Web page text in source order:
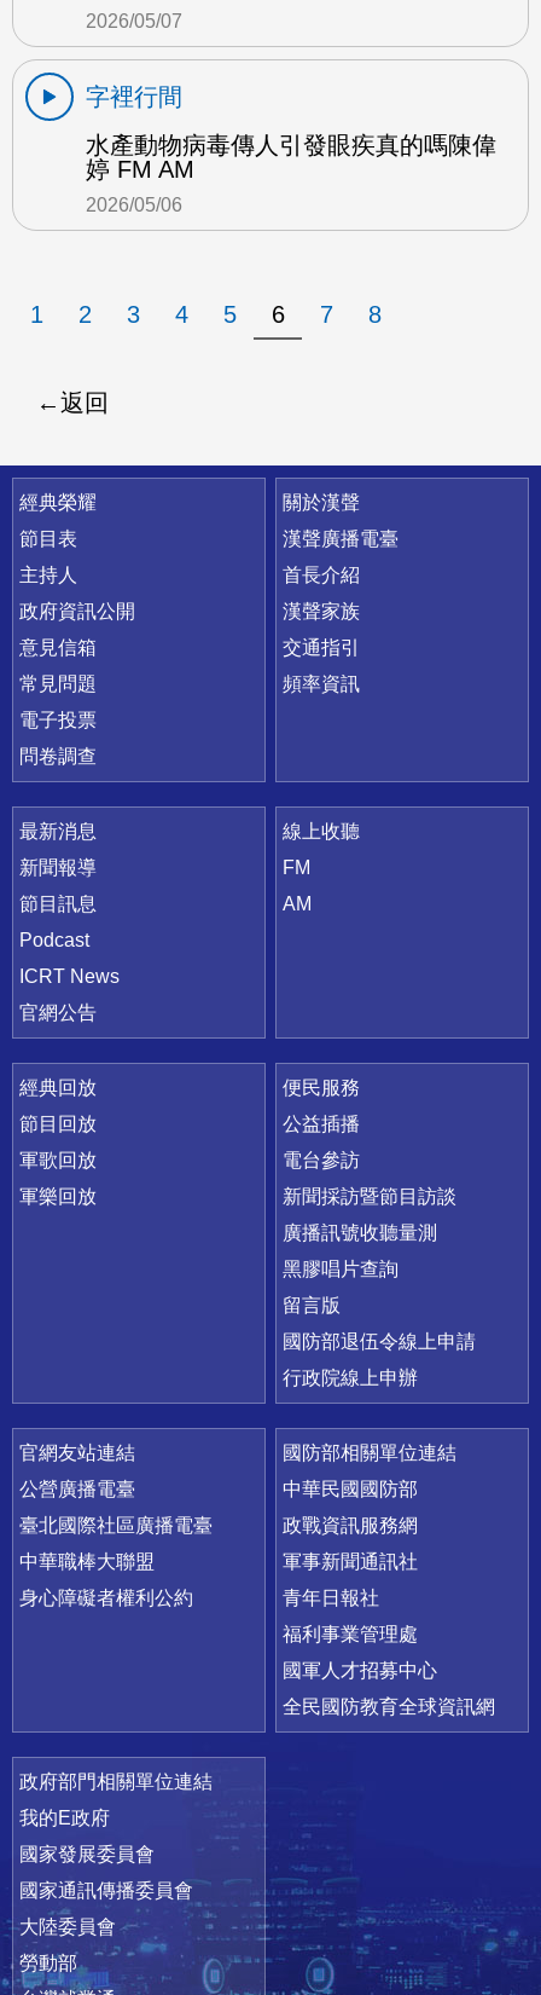
2026/05/07
字裡行間
水產動物病毒傳人引發眼疾真的嗎陳偉
婷 FM AM
2026/05/06
1 2 3 4 5 6 7 8
返回
快速連結
經典榮耀
節目表
主持人
政府資訊公開
意見信箱
常見問題
電子投票
問卷調查
關於漢聲
漢聲廣播電臺
首長介紹
漢聲家族
交通指引
頻率資訊
最新消息
新聞報導
節目訊息
Podcast
ICRT News
官網公告
線上收聽
FM
AM
經典回放
節目回放
軍歌回放
軍樂回放
便民服務
公益插播
電台參訪
新聞採訪暨節目訪談
廣播訊號收聽量測
黑膠唱片查詢
留言版
國防部退伍令線上申請
行政院線上申辦
官網友站連結
公營廣播電臺
臺北國際社區廣播電臺
中華職棒大聯盟
身心障礙者權利公約
國防部相關單位連結
中華民國國防部
政戰資訊服務網
軍事新聞通訊社
青年日報社
福利事業管理處
國軍人才招募中心
全民國防教育全球資訊網
政府部門相關單位連結
我的E政府
國家發展委員會
國家通訊傳播委員會
大陸委員會
勞動部